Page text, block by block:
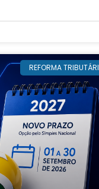
REFORMA